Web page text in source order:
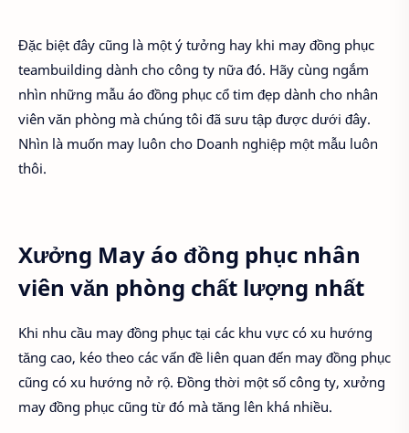
Đặc biệt đây cũng là một ý tưởng hay khi may đồng phục
teambuilding dành cho công ty nữa đó. Hãy cùng ngắm
nhìn những mẫu áo đồng phục cổ tim đẹp dành cho nhân
viên văn phòng mà chúng tôi đã sưu tập được dưới đây.
Nhìn là muốn may luôn cho Doanh nghiệp một mẫu luôn
thôi.
Xưởng May áo đồng phục nhân
viên văn phòng chất lượng nhất
Khi nhu cầu may đồng phục tại các khu vực có xu hướng
tăng cao, kéo theo các vấn đề liên quan đến may đồng phục
cũng có xu hướng nở rộ. Đồng thời một số công ty, xưởng
may đồng phục cũng từ đó mà tăng lên khá nhiều.